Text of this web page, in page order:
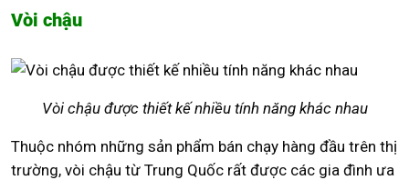
Vòi chậu
Vòi chậu được thiết kế nhiều tính năng khác nhau
Thuộc nhóm những sản phẩm bán chạy hàng đầu trên thị
trường, vòi chậu từ Trung Quốc rất được các gia đình ưa